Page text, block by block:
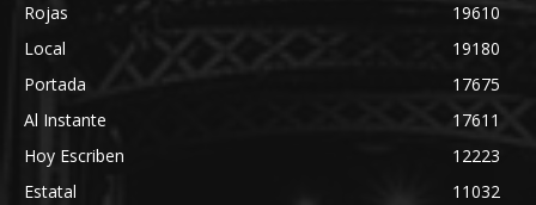
Rojas
19610
Local
19180
Portada
17675
Al Instante
17611
Hoy Escriben
12223
Estatal
11032